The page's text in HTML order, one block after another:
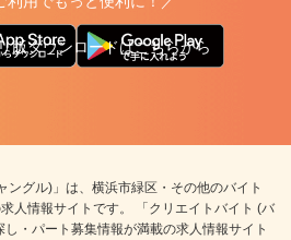
版ダウンロードはこちらから
ングル)」は、横浜市緑区・その他のバイト
人情報サイトです。 「クリエイトバイト (バ
・パート募集情報が満載の求人情報サイト